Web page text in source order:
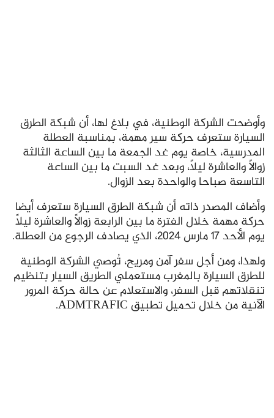
وأوضحت الشركة الوطنية، في بلاغ لها، أن شبكة الطرق
السيارة ستعرف حركة سير مهمة، بمناسبة العطلة
المدرسية، خاصة يوم غد الجمعة ما بين الساعة الثالثة
زوالاً والعاشرة ليلاً، وبعد غد السبت ما بين الساعة
التاسعة صباحا والواحدة بعد الزوال.
وأضاف المصدر ذاته أن شبكة الطرق السيارة ستعرف أيضا
حركة مهمة خلال الفترة ما بين الرابعة زوالاً والعاشرة ليلاً
يوم الأحد 17 مارس 2024، الذي يصادف الرجوع من العطلة.
ولهذا، ومن أجل سفر آمن ومريح، تُوصي الشركة الوطنية
للطرق السيارة بالمغرب مستعملي الطريق السيار بتنظيم
تنقلاتهم قبل السفر، والاستعلام عن حالة حركة المرور
الآنية من خلال تحميل تطبيق ADMTRAFIC.